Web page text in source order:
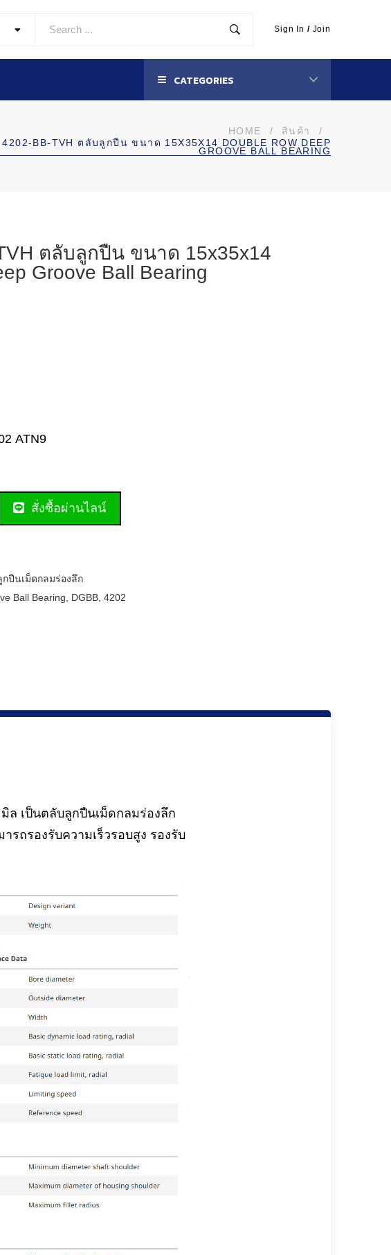
Sign In / Join
CATEGORIES
HOME / สินค้า
/
4202-BB-TVH ตลับลูกปืน ขนาด 15X35X14 DOUBLE ROW DEEP
GROOVE BALL BEARING
ตลับลูกปืน ขนาด 15x35x14
Groove Ball Bearing
ATN9
สั่งซื้อผ่านไลน์
ปืนเม็ดกลมร่องลึก
Ball Bearing DGBB 4202
ล เป็นตลับลูกปืนเม็ดกลมร่องลึก
รถรองรับความเร็วรอบสูง รองรับ